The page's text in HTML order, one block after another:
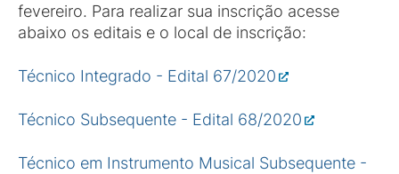
fevereiro. Para realizar sua inscrição acesse
abaixo os editais e o local de inscrição:
Técnico Integrado - Edital 67/2020
Técnico Subsequente - Edital 68/2020
Técnico em Instrumento Musical Subsequente -